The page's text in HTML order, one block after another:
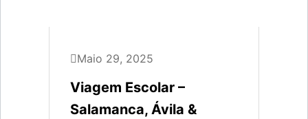
Maio 29, 2025
Viagem Escolar –
Salamanca, Ávila &